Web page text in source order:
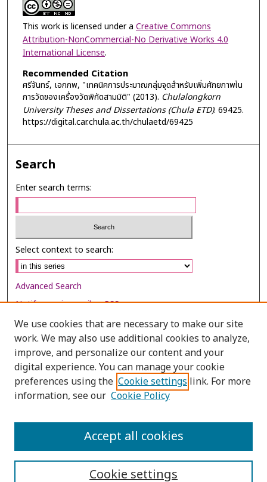
This work is licensed under a Creative Commons
Attribution-NonCommercial-No Derivative Works 4.0
International License.
Recommended Citation
ศรีจันทร์, เอกภพ, "เทคนิคการประมาณกลุ่มจุดสำหรับเพิ่มศักยภาพใน
การวัดของเครื่องวัดพิกัดสามมิติ" (2013). Chulalongkorn
University Theses and Dissertations (Chula ETD). 69425.
https://digital.car.chula.ac.th/chulaetd/69425
Search
Enter search terms:
Select context to search:
Advanced Search
Notify me via email orRSS
Browse
Collections
Disciplines
Authors
We use cookies that are necessary to make our site
work. We may also use additional cookies to analyze,
improve, and personalize our content and your
digital experience. You can manage your cookie
preferences using the Cookie settings link. For more
information, see our Cookie Policy
Cookie settings
Accept all cookies